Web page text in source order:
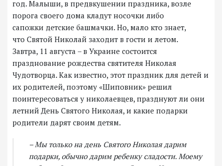
год. Малыши, в предвкушении праздника, возле
порога своего дома кладут носочки либо
сапожки детские башмачки. Но, мало кто знает,
что Святой Николай заходит в гости и летом.
Завтра, 11 августа – в Украине состоится
празднование рождества святителя Николая
Чудотворца. Как известно, этот праздник для детей и
их родителей, поэтому «Шиповник» решил
поинтересоваться у николаевцев, празднуют ли они
летний День Святого Николая, и какие подарки
родители дарят своим детям.
– Мы только на день Святого Николая дарим
подарки, обычно дарим ребенку сладости. Моему